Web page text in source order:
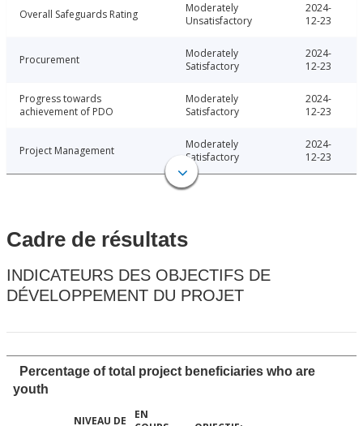
Overall Safeguards Rating
Moderately
Unsatisfactory
2024-
12-23
Procurement
Moderately
Satisfactory
2024-
12-23
Progress towards
achievement of PDO
Moderately
Satisfactory
2024-
12-23
Project Management
Moderately
Satisfactory
2024-
12-23
Cadre de résultats
INDICATEURS DES OBJECTIFS DE
DÉVELOPPEMENT DU PROJET
Percentage of total project beneficiaries who are
youth